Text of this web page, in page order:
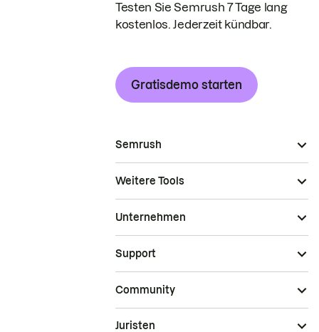
Testen Sie Semrush 7 Tage lang
kostenlos. Jederzeit kündbar.
Gratisdemo starten
Semrush
Weitere Tools
Unternehmen
Support
Community
Juristen